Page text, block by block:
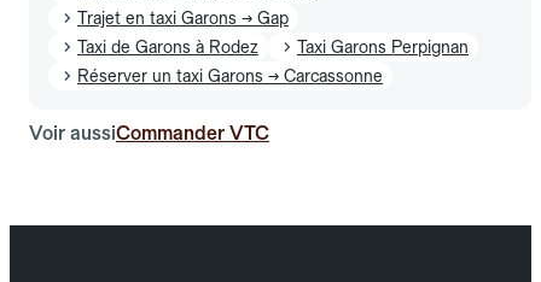
Trajet en taxi Garons → Gap
Taxi de Garons à Rodez
Taxi Garons Perpignan
Réserver un taxi Garons → Carcassonne
Voir aussiCommander VTC